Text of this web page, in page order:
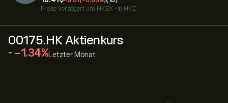
Preise verzögert um HKEX • in HKD
00175.HK Aktienkurs
‎-1.34‎ Letzter Monat